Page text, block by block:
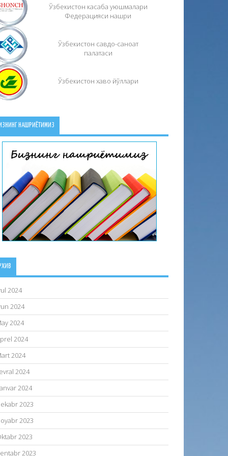
Ўзбекистон касаба уюшмалари
Федерацияси нашри
Ўзбекистон савдо-саноат
палатаси
Ўзбекистон хаво йўллари
НАШРИЁТИМИЗ
2024
2024
2024
2024
2024
2024
2024
2023
2023
2023
2023